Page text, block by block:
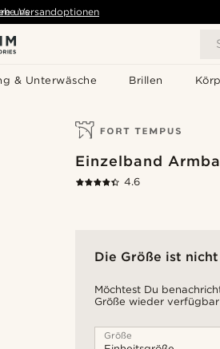
& Unterwäsche Brillen
Versandoptionen
uns
Einzelband
4.6
Die Größe ist
Möchtest Du
Größe wieder verfügbar
Größe